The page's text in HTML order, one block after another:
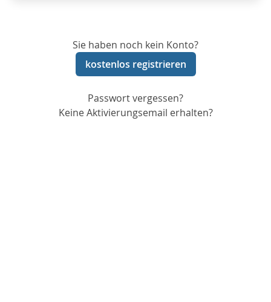
Sie haben noch kein Konto?
kostenlos registrieren
Passwort vergessen?
Keine Aktivierungsemail erhalten?